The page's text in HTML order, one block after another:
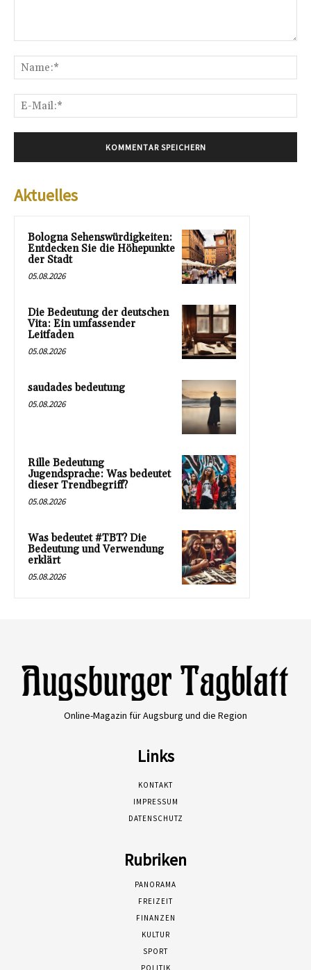
Aktuelles
Bologna Sehenswürdigkeiten:
Entdecken Sie die Höhepunkte
der Stadt
05.08.2026
Die Bedeutung der deutschen
Vita: Ein umfassender
Leitfaden
05.08.2026
saudades bedeutung
05.08.2026
Rille Bedeutung
Jugendsprache: Was bedeutet
dieser Trendbegriff?
05.08.2026
Was bedeutet #TBT? Die
Bedeutung und Verwendung
erklärt
05.08.2026
Online-Magazin für Augsburg und die Region
Links
KONTAKT
IMPRESSUM
DATENSCHUTZ
Rubriken
PANORAMA
FREIZEIT
FINANZEN
KULTUR
SPORT
POLITIK